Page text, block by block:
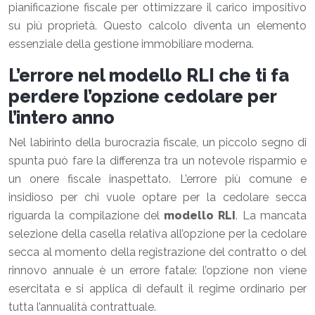
pianificazione fiscale per ottimizzare il carico impositivo
su più proprietà. Questo calcolo diventa un elemento
essenziale della gestione immobiliare moderna.
L’errore nel modello RLI che ti fa
perdere l’opzione cedolare per
l’intero anno
Nel labirinto della burocrazia fiscale, un piccolo segno di
spunta può fare la differenza tra un notevole risparmio e
un onere fiscale inaspettato. L’errore più comune e
insidioso per chi vuole optare per la cedolare secca
riguarda la compilazione del modello RLI. La mancata
selezione della casella relativa all’opzione per la cedolare
secca al momento della registrazione del contratto o del
rinnovo annuale è un errore fatale: l’opzione non viene
esercitata e si applica di default il regime ordinario per
tutta l’annualità contrattuale.